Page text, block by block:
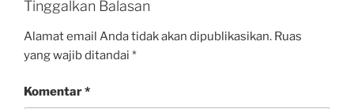
Tinggalkan Balasan
Alamat email Anda tidak akan dipublikasikan. Ruas
yang wajib ditandai *
Komentar*